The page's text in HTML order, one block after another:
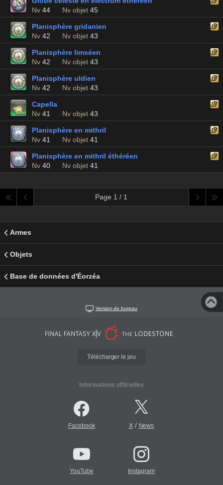
Nv 44 Nv objet 45
Planisphère gridanien
Nv 42 Nv objet 43
Planisphère limséen
Nv 42 Nv objet 43
Planisphère uldien
Nv 42 Nv objet 43
Capella
Nv 41 Nv objet 43
Planisphère en mithril
Nv 41 Nv objet 41
Planisphère en mithril éthéréen
Nv 40 Nv objet 41
Page 1 / 1
Armes
Objets
Base de données d'Éorzéa
Version de bureau
Télécharger le jeu
Informations officielles
Facebook X/ News
YouTube Instagram